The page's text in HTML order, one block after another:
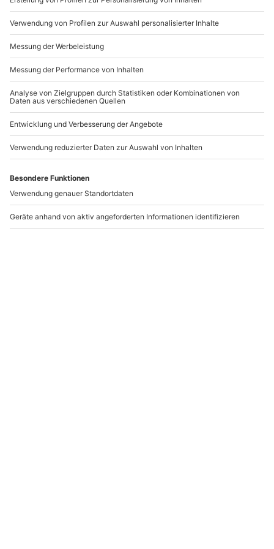
Sushirolle, an welchem Sesam oder Fischrogen
haften.
Temaki Sushiist die letzte, hier vorgestellte
Sushivariation. Dabei handelt es sich um kleine
Tüten mit Füllung. Diese besteht dabei ebenfalls aus
Reis und zerkleinerten Fischstückchen.
Artikelnummer:36513
Andere Produkte entdecken
Indische Küche Lübeck
(Show) Lübeck